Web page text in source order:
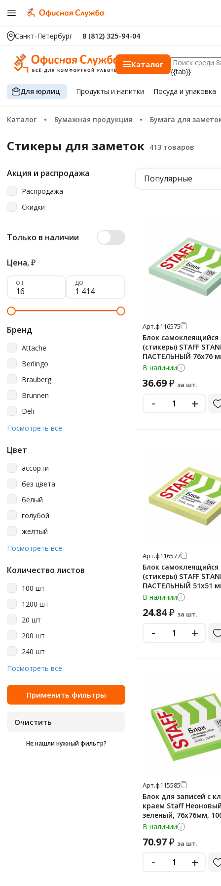
Санкт-Петербург 8 (812) 325-94-04
Каталог
{{tab}}
Для юрлиц Продуктыи напитки Посуда и упаковка
Каталог Бумажная продукция Бумага для
Стикеры для заметок
Акция и распродажа
Распродажа
Скидки
Только в наличии
Цена,₽
от до
Бренд
Attache
Berlingo
Brauberg
Brunnen
Deli
Erich Krause
M&g
Meshu
Scotch
Stick'n
Юнландия
Посмотреть все
Цвет
ассорти
без цвета
белый
голубой
желтый
желтый неон
неоновый ассорти
прозрачный/желтый
пурпурный
Посмотреть все
Количество листов
100 шт
1200 шт
20 шт
200 шт
240 шт
25 шт
250 шт
30 шт
40 шт
Посмотреть все
Не нашли нужный фильтр?
Популярные
Арт.ф116575
Блок самоклеящийся
(стикеры) STAFF
ПАСТЕЛЬНЫЙ 76х76
зеленый, 100 листов,
В наличии
36.69₽ за шт.
- +
Арт.ф116577
Блок самоклеящийся
(стикеры) STAFF
ПАСТЕЛЬНЫЙ 51х51
желтый, 100 листов,
В наличии
24.84₽ за шт.
- +
Арт.ф115585
Блок для записей с
краем Staff
зеленый, 76х76мм,
листов
В наличии
70.97₽ за шт.
- +